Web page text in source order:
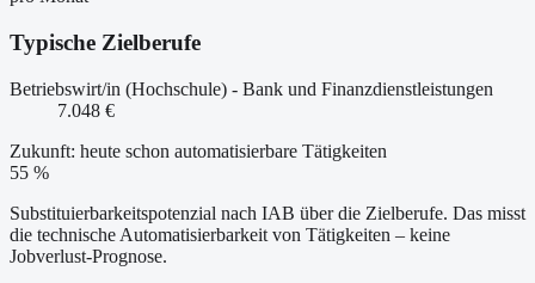
Typische Zielberufe
Betriebswirt/in (Hochschule) - Bank und Finanzdienstleistungen
7.048 €
Zukunft: heute schon automatisierbare Tätigkeiten
55 %
Substituierbarkeitspotenzial nach IAB über die Zielberufe. Das misst
die technische Automatisierbarkeit von Tätigkeiten – keine
Jobverlust-Prognose.